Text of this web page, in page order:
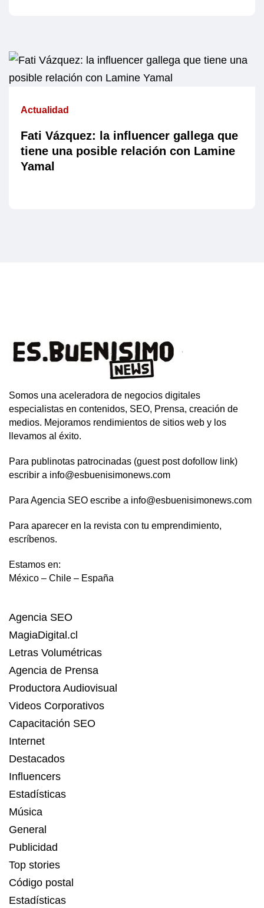
Actualidad
Fati Vázquez: la influencer gallega que
tiene una posible relación con Lamine
Yamal
Somos una aceleradora de negocios digitales
especialistas en contenidos, SEO, Prensa, creación de
medios. Mejoramos rendimientos de sitios web y los
llevamos al éxito.
Para publinotas patrocinadas (guest post dofollow link)
escribir a info@esbuenisimonews.com
Para Agencia SEO escribe a info@esbuenisimonews.com
Para aparecer en la revista con tu emprendimiento,
escríbenos.
Estamos en:
México – Chile – España
Agencia SEO
MagiaDigital.cl
Letras Volumétricas
Agencia de Prensa
Productora Audiovisual
Videos Corporativos
Capacitación SEO
Internet
Destacados
Influencers
Estadísticas
Música
General
Publicidad
Top stories
Código postal
Estadísticas